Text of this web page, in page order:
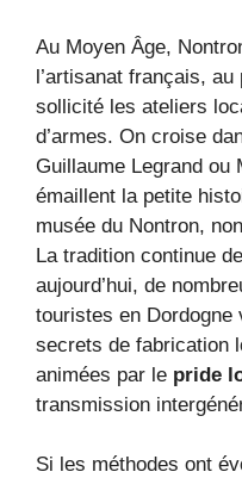
Au Moyen Âge,
l’artisanat français,
sollicité les ateliers
d’armes. On croise
Guillaume Legrand ou
émaillent la petite
musée du Nontron,
La tradition continue
aujourd’hui, de
touristes en Dordogne
secrets de fabrication
animées par le pride
transmission
Si les méthodes ont